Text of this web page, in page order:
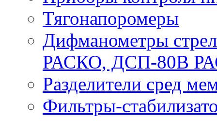
Тягонапоромеры
Дифманометры
РАСКО, ДСП-80В
Разделители сред
Фильтры-